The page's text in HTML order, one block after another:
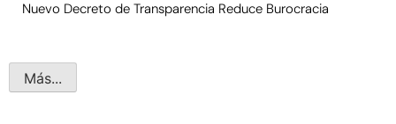
Nuevo Decreto de Transparencia Reduce Burocracia
Más...